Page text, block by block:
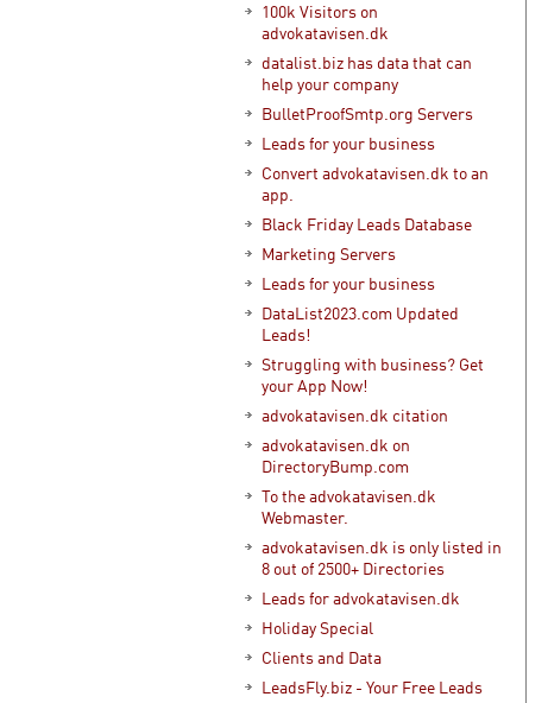
100k Visitors on
advokatavisen.dk
datalist.biz has data that can
help your company
BulletProofSmtp.org Servers
Leads for your business
Convert advokatavisen.dk to an
app.
Black Friday Leads Database
Marketing Servers
Leads for your business
DataList2023.com Updated
Leads!
Struggling with business? Get
your App Now!
advokatavisen.dk citation
advokatavisen.dk on
DirectoryBump.com
To the advokatavisen.dk
Webmaster.
advokatavisen.dk is only listed in
8 out of 2500+ Directories
Leads for advokatavisen.dk
Holiday Special
Clients and Data
LeadsFly.biz - Your Free Leads